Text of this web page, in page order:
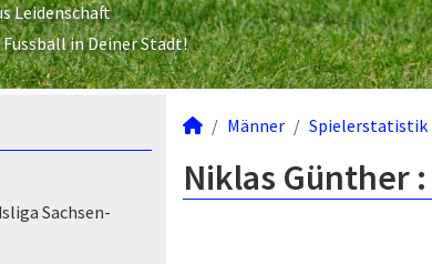
Leidenschaft
in Deiner Stadt!
Sachsen-
Männer Spielerstatistik
Niklas Günther